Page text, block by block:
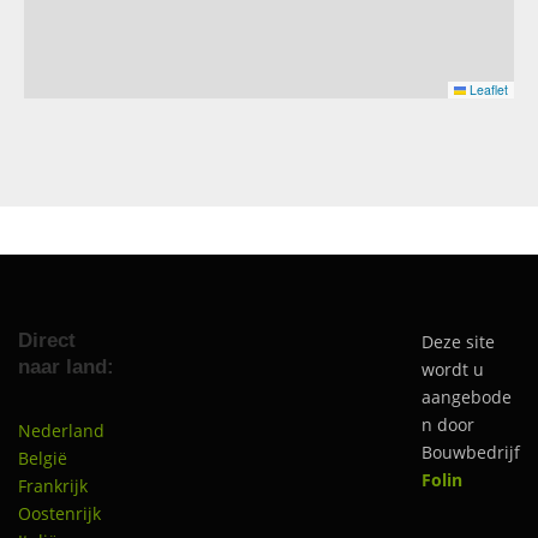
Leaflet
Direct
naar land:
Nederland
België
Frankrijk
Oostenrijk
Deze site
wordt u
aangebode
n door
Bouwbedrijf
Folin